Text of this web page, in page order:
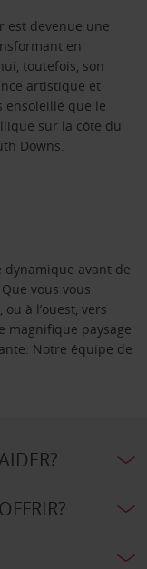
est devenue une
en
toutefois, son
artistique et
ensoleillé que le
sur la côte du
Downs.
dynamique avant de
vous vous
à l’ouest, vers
magnifique paysage
Notre équipe de